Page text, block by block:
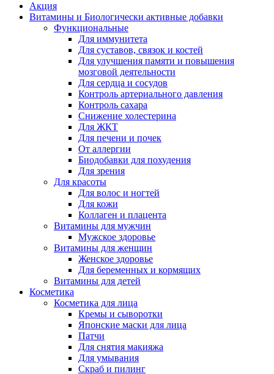
Акция
Витамины и Биологически активные добавки
Функциональные
Для иммунитета
Для суставов, связок и костей
Для улучшения памяти и повышения
мозговой деятельности
Для сердца и сосудов
Контроль артериального давления
Контроль сахара
Снижение холестерина
Для ЖКТ
Для печени и почек
От аллергии
Биодобавки для похудения
Для зрения
Для красоты
Для волос и ногтей
Для кожи
Коллаген и плацента
Витамины для мужчин
Мужское здоровье
Витамины для женщин
Женское здоровье
Для беременных и кормящих
Витамины для детей
Косметика
Косметика для лица
Кремы и сыворотки
Японские маски для лица
Патчи
Для снятия макияжа
Для умывания
Скраб и пилинг